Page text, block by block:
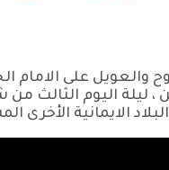
اليوم الثالث من شهر
الايمانية الأخرى